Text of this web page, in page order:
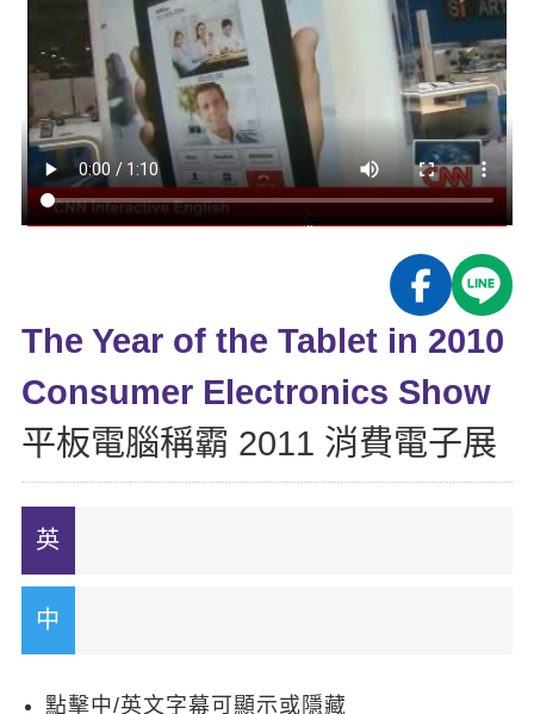
商用英文
英文檢定
TOEIC 多益課程
IELTS 雅思課程
能力養成
自然發音
開口溜英文
基礎字彙
情境閱讀
特色課程
英語俱樂部
ECAM
Let's Talk
日語
韓語
西班牙語
更多
一對一家教
企業訓練
免費資源
英文部落格
多益秒學堂
影音學英文
師資團隊
學習分享
學員故事
活動花絮
校園贊助
Recruiting
The Year of the Tablet in 2010
Consumer Electronics Show
平板電腦稱霸 2011 消費電子展
點擊中/英文字幕可顯示或隱藏